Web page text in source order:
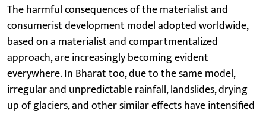
The harmful consequences of the materialist and
consumerist development model adopted worldwide,
based on a materialist and compartmentalized
approach, are increasingly becoming evident
everywhere. In Bharat too, due to the same model,
irregular and unpredictable rainfall, landslides, drying
up of glaciers, and other similar effects have intensified